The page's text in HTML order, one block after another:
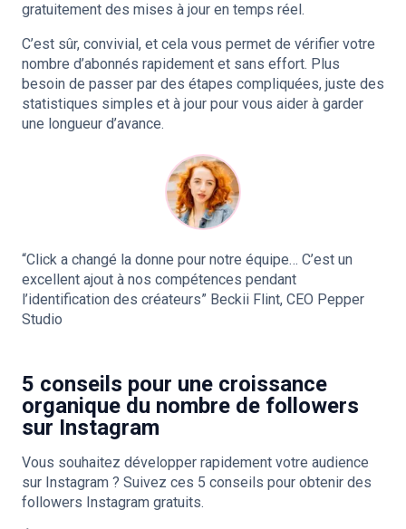
gratuitement des mises à jour en temps réel.
C’est sûr, convivial, et cela vous permet de vérifier votre
nombre d’abonnés rapidement et sans effort. Plus
besoin de passer par des étapes compliquées, juste des
statistiques simples et à jour pour vous aider à garder
une longueur d’avance.
“Click a changé la donne pour notre équipe… C’est un
excellent ajout à nos compétences pendant
l’identification des créateurs” Beckii Flint, CEO Pepper
Studio
5 conseils pour une croissance
organique du nombre de followers
sur Instagram
Vous souhaitez développer rapidement votre audience
sur Instagram ? Suivez ces 5 conseils pour obtenir des
followers Instagram gratuits.